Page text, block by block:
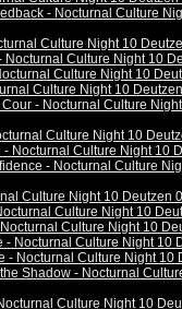
- Nocturnal Culture
Culture Night 10
Nocturnal Culture Night 10
Culture Night 10
Culture Night 10
- Nocturnal Culture
Culture Night 10
- Nocturnal Culture Night 10
- Nocturnal Culture
Culture Night 10 Deutzen
Culture Night 10
Culture Night 10
- Nocturnal Culture Night 10
- Nocturnal Culture Night 10
Shadow - Nocturnal
Culture Night 10